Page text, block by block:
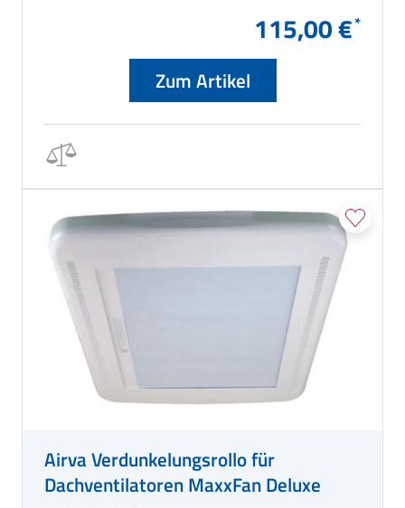
115,00 €
Zum Artikel
Airva Verdunkelungsrollo für
Dachventilatoren MaxxFan Deluxe